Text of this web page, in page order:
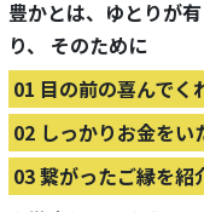
豊かとは、ゆとりが
り、 そのために
01 目の前の喜んでく
02 しっかりお金をい
03 繋がったご縁を紹